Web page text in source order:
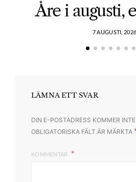
Åre i augusti,
7 AUGUSTI, 2026
LÄMNA ETT SVAR
DIN E-POSTADRESS KOMMER
OBLIGATORISKA FÄLT ÄR MÄRKTA
KOMMENTAR